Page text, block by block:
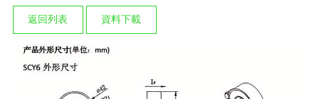
返回列表 資料下載